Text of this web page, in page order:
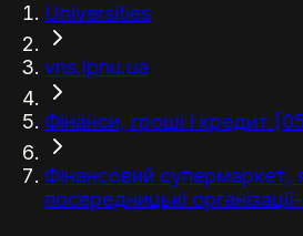
Universities
vns.lpnu.ua
Фінанси, гроші і кредит
Фінансовий супермаркет,
посередницькі